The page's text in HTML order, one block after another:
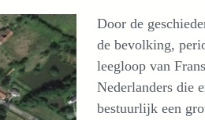
Door de
de bevolking,
leegloop van
Nederlanders die
bestuurlijk een